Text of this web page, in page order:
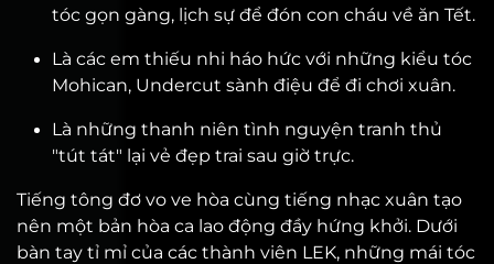
tóc gọn gàng, lịch sự để đón con cháu về ăn Tết.
Là các em thiếu nhi háo hức với những kiểu tóc
Mohican, Undercut sành điệu để đi chơi xuân.
Là những thanh niên tình nguyện tranh thủ
"tút tát" lại vẻ đẹp trai sau giờ trực.
Tiếng tông đơ vo ve hòa cùng tiếng nhạc xuân tạo
nên một bản hòa ca lao động đầy hứng khởi. Dưới
bàn tay tỉ mỉ của các thành viên LEK, những mái tóc